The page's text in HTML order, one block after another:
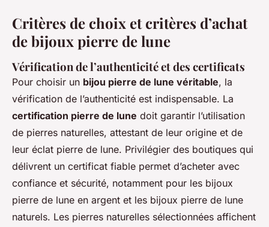
Critères de choix et critères d’achat
de bijoux pierre de lune
Vérification de l’authenticité et des certificats
Pour choisir un bijou pierre de lune véritable, la
vérification de l’authenticité est indispensable. La
certification pierre de lune doit garantir l’utilisation
de pierres naturelles, attestant de leur origine et de
leur éclat pierre de lune. Privilégier des boutiques qui
délivrent un certificat fiable permet d’acheter avec
confiance et sécurité, notamment pour les bijoux
pierre de lune en argent et les bijoux pierre de lune
naturels. Les pierres naturelles sélectionnées affichent